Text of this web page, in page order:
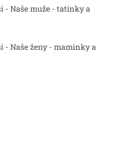
- Naše muže - tatínky a
- Naše ženy - maminky a